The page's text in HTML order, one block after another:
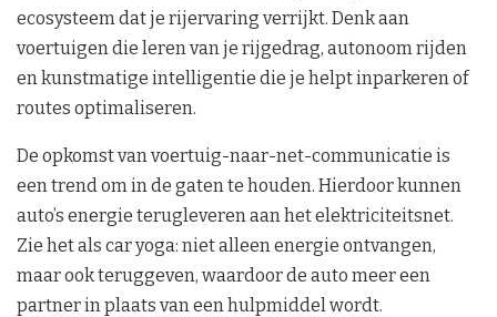
ecosysteem dat je rijervaring verrijkt. Denk aan
voertuigen die leren van je rijgedrag, autonoom rijden
en kunstmatige intelligentie die je helpt inparkeren of
routes optimaliseren.
De opkomst van voertuig-naar-net-communicatie is
een trend om in de gaten te houden. Hierdoor kunnen
auto’s energie terugleveren aan het elektriciteitsnet.
Zie het als car yoga: niet alleen energie ontvangen,
maar ook teruggeven, waardoor de auto meer een
partner in plaats van een hulpmiddel wordt.